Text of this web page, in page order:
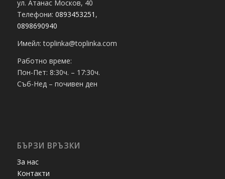
ул. Атанас Москов, 40
Телефони: 0893453251 ,
0898690940
Имейл: toplinka@toplinka.com
Работно време:
Пон-Пет: 8:30ч. – 17:30ч.
Съб-Нед – почивен ден
БЪРЗИ ВРЪЗКИ
За нас
Контакти